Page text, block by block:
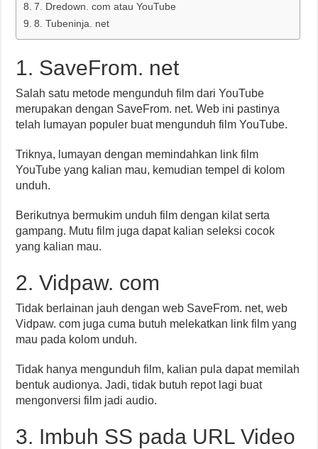
7. Dredown. com atau YouTube
8. Tubeninja. net
1. SaveFrom. net
Salah satu metode mengunduh film dari YouTube
merupakan dengan SaveFrom. net. Web ini pastinya
telah lumayan populer buat mengunduh film YouTube.
Triknya, lumayan dengan memindahkan link film
YouTube yang kalian mau, kemudian tempel di kolom
unduh.
Berikutnya bermukim unduh film dengan kilat serta
gampang. Mutu film juga dapat kalian seleksi cocok
yang kalian mau.
2. Vidpaw. com
Tidak berlainan jauh dengan web SaveFrom. net, web
Vidpaw. com juga cuma butuh melekatkan link film yang
mau pada kolom unduh.
Tidak hanya mengunduh film, kalian pula dapat memilah
bentuk audionya. Jadi, tidak butuh repot lagi buat
mengonversi film jadi audio.
3. Imbuh SS pada URL Video